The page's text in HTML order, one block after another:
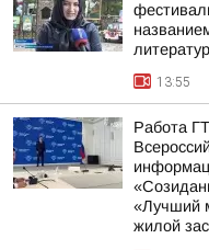
13:55
Работа
«Лучший
жилой